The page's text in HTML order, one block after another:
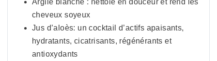
Argile blanche : nettoie en douceur et rend les
cheveux soyeux
Jus d’aloès: un cocktail d’actifs apaisants,
hydratants, cicatrisants, régénérants et
antioxydants